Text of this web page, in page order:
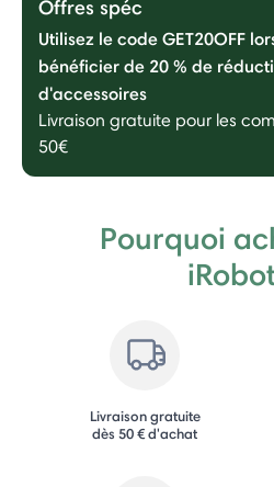
Offres spéc
Utilisez le code GET20OFF
bénéficier de 20 % de
d'accessoires
Livraison gratuite pour les
50€
Pourquoi
Livraison gratuite
dès 50 € d'achat